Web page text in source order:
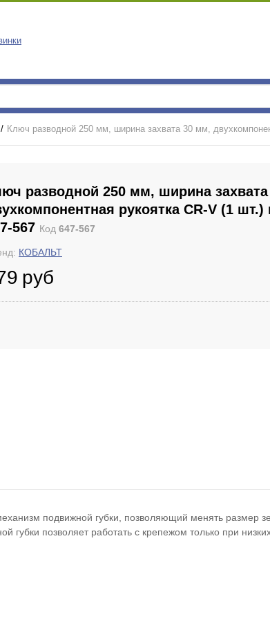
Ключ разводной 250 мм, ширина захвата 30 мм,
разводной 250 мм, ширина
рукоятка CR-V (1 шт.)
567 Код 647-567
КОБАЛЬТ
руб
подвижной губки, позволяющий менять размер
позволяет работать с крепежом только при низких